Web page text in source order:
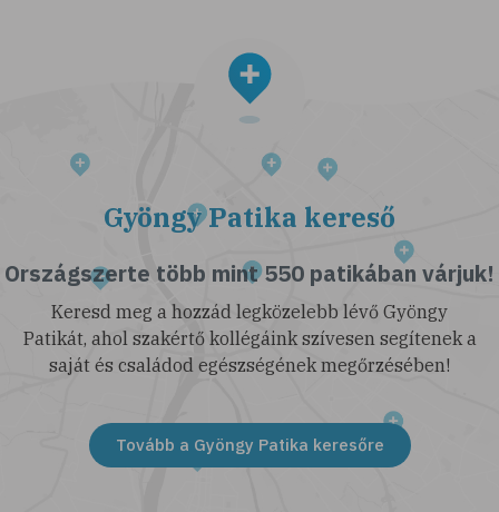
Gyöngy Patika kereső
Országszerte több mint 550 patikában várjuk!
Keresd meg a hozzád legközelebb lévő Gyöngy
Patikát, ahol szakértő kollégáink szívesen segítenek a
saját és családod egészségének megőrzésében!
Tovább a Gyöngy Patika keresőre